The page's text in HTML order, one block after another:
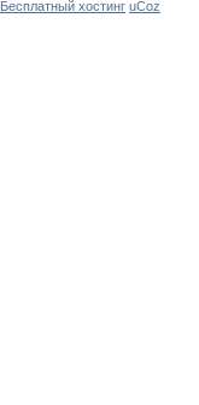
Бесплатный хостинг uCoz